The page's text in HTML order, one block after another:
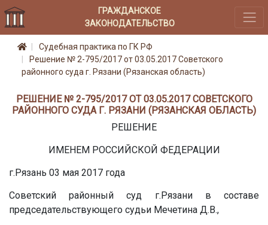
ГРАЖДАНСКОЕ
ЗАКОНОДАТЕЛЬСТВО
Судебная практика по ГК РФ
Решение № 2-795/2017 от 03.05.2017 Советского
районного суда г. Рязани (Рязанская область)
РЕШЕНИЕ № 2-795/2017 ОТ 03.05.2017 СОВЕТСКОГО
РАЙОННОГО СУДА Г. РЯЗАНИ (РЯЗАНСКАЯ ОБЛАСТЬ)
РЕШЕНИЕ
ИМЕНЕМ РОССИЙСКОЙ ФЕДЕРАЦИИ
г.Рязань 03 мая 2017 года
Советский районный суд г.Рязани в составе
председательствующего судьи Мечетина Д.В.,